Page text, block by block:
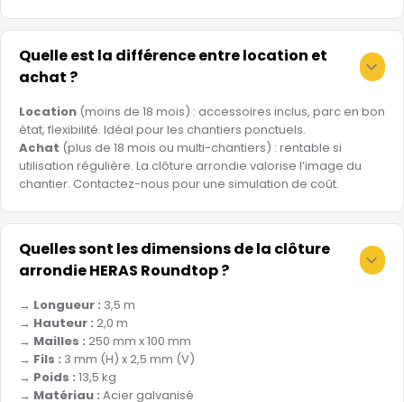
Quelle est la différence entre location et
achat ?
Location (moins de 18 mois) : accessoires inclus, parc en bon
état, flexibilité. Idéal pour les chantiers ponctuels.
Achat (plus de 18 mois ou multi-chantiers) : rentable si
utilisation régulière. La clôture arrondie valorise l’image du
chantier. Contactez-nous pour une simulation de coût.
Quelles sont les dimensions de la clôture
arrondie HERAS Roundtop ?
→ Longueur : 3,5 m
→ Hauteur : 2,0 m
→ Mailles : 250 mm x 100 mm
→ Fils : 3 mm (H) x 2,5 mm (V)
→ Poids : 13,5 kg
→ Matériau : Acier galvanisé